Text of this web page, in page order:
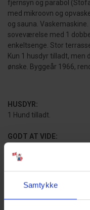
Samtykke
fjernsyn og parabol
med mikroovn og
og sauna. Vaskemaskine.
soveværelse med 1
enkeltsenge. Stor
Kun 1 husdyr tilladt,
ønske. Byggeår 1966,
HUSDYR:
1 Hund tilladt.
GODT AT VIDE:
Fri parkering uden for
Vandforbrug er inklusiv i
Rengøring er inklusiv i